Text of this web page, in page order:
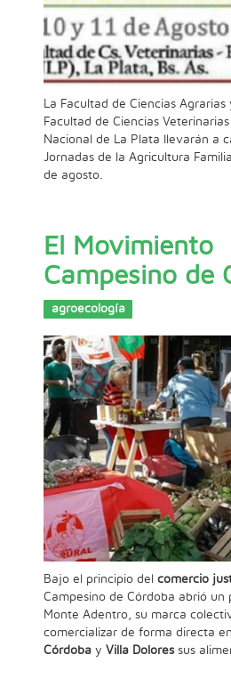
La Facultad de Ciencias
Facultad de Ciencias
Nacional de La Plata llevarán a
Jornadas de la Agricultura
de agosto.
El Movimiento
Campesino de
agroecología
Bajo el principio delcomercio
Campesino de Córdoba abrió un
Monte Adentro, su marca
comercializar de forma directa
Córdoba yVilla Doloressus